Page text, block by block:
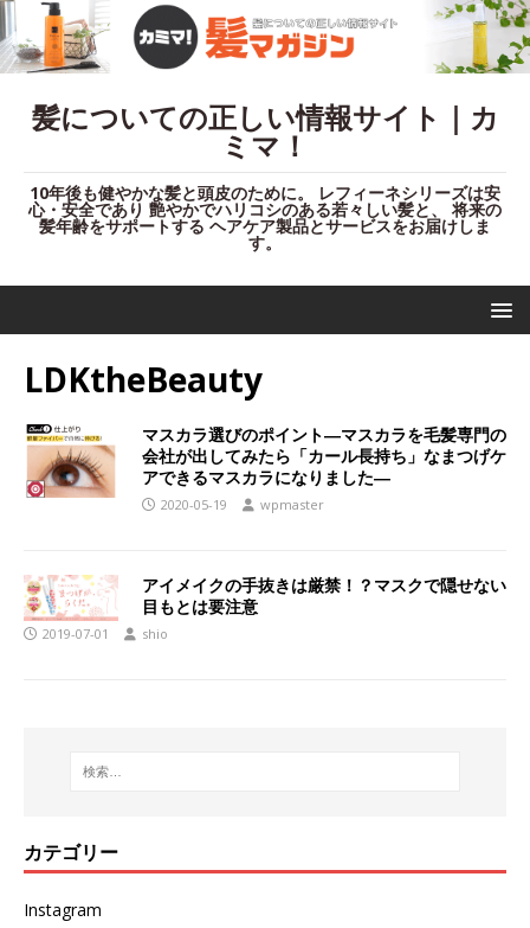
髪についての正しい情報サイト｜カ
ミマ！
10年後も健やかな髪と頭皮のために。 レフィーネシリーズは安
心・安全であり 艶やかでハリコシのある若々しい髪と、 将来の
髪年齢をサポートする ヘアケア製品とサービスをお届けしま
す。
LDKtheBeauty
マスカラ選びのポイント―マスカラを毛髪専門の
会社が出してみたら「カール長持ち」なまつげケ
アできるマスカラになりました―
2020-05-19 wpmaster
アイメイクの手抜きは厳禁！？マスクで隠せない
目もとは要注意
2019-07-01 shio
カテゴリー
Instagram